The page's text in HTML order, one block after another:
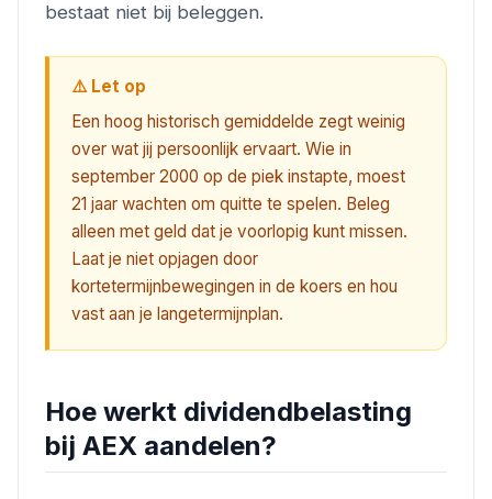
bestaat niet bij beleggen.
⚠️ Let op
Een hoog historisch gemiddelde zegt weinig
over wat jij persoonlijk ervaart. Wie in
september 2000 op de piek instapte, moest
21 jaar wachten om quitte te spelen. Beleg
alleen met geld dat je voorlopig kunt missen.
Laat je niet opjagen door
kortetermijnbewegingen in de koers en hou
vast aan je langetermijnplan.
Hoe werkt dividendbelasting
bij AEX aandelen?